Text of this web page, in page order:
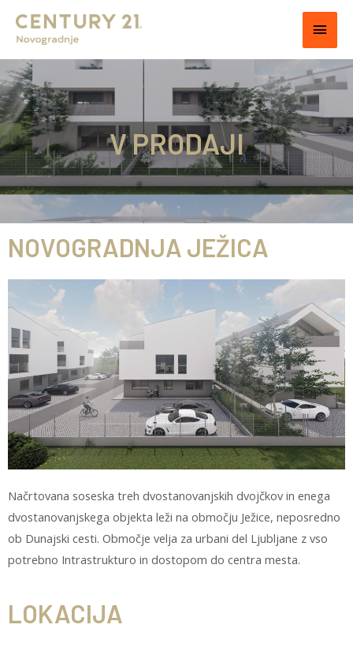
V PRODAJI
NOVOGRADNJA JEŽICA
Načrtovana soseska treh dvostanovanjskih dvojčkov in enega
dvostanovanjskega objekta leži na območju Ježice, neposredno
ob Dunajski cesti. Območje velja za urbani del Ljubljane z vso
potrebno Intrastrukturo in dostopom do centra mesta.
LOKACIJA